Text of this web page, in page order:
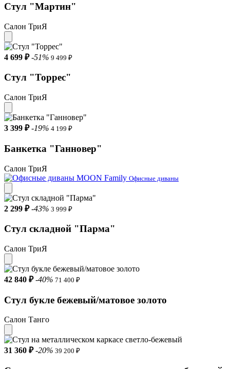
Стул "Мартин"
Салон ТриЯ
4 699 ₽ -51% 9 499 ₽
Стул "Торрес"
Салон ТриЯ
3 399 ₽ -19% 4 199 ₽
Банкетка "Ганновер"
Салон ТриЯ
Офисные диваны
2 299 ₽ -43% 3 999 ₽
Стул складной "Парма"
Салон ТриЯ
42 840 ₽ -40% 71 400 ₽
Стул букле бежевый/матовое золото
Салон Танго
31 360 ₽ -20% 39 200 ₽